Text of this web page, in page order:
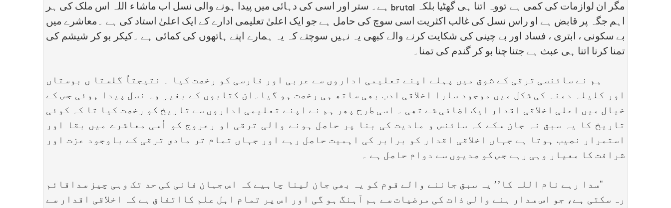
مگر ان لوازمات کی کمی ہے تووہ اتنا ہی گھٹیا بلکہ brutal ہے۔ ستر اور اسی کی دہائی میں پیدا ہونے والی نسل اب ماشا ء اللہ اس ملک کی ہر
اہم جگہ پر قابض ہے او راس نسل کی غالب اکثریت اسی سوچ کی حامل ہے جو ایک اعلیٰ تعلیمی ادارے کے ایک اعلیٰ استاد کی ہے ۔معاشرے میں
بے سکونی ، ابتری ، فساد اور بے چینی کی شکایت کرنے والے کبھی یہ نہیں سوچتے کہ یہ ہمارے اپنے ہاتھوں کی کمائی ہے ۔کیکر بو کر شیشم کی
تمنا کرنا اتنا ہی عبث ہے جتنا چنا بو کر گندم کی تمنا۔
ہم نے سائنسی ترقی کے شوق میں پہلے اپنے تعلیمی اداروں سے عربی اور فارسی کو رخصت کیا ۔ نتیجتاً گلستا ں بوستاں
اور کلیلہ دمنہ کی شکل میں موجود سارا اخلاقی ادب بھی ساتھ ہی رخصت ہو گیا۔ان کتابوں کے بغیر وہ نسل پیدا ہوئی جس کے
خیال میں اعلی اخلاقی اقدار ایک اضافی شے تھی ۔ اسی طرح پھر ہم نے اپنے تعلیمی اداروں سے تاریخ کو رخصت کیا تا کہ کوئی
تاریخ کا یہ سبق نہ جان سکے کہ سائنس و مادیت کی بنا پر حاصل ہونے والی ترقی او رعروج کو اُسی معاشرے میں بقا اور
استمرار نصیب ہوتا ہے جہاں اخلاقی اقدار کو برابر کی اہمیت حاصل رہے اور جہاں تمام تر مادی ترقی کے باوجود عزت اور
شرافت کا معیار وہی رہے جس کو صدیوں سے دوام حاصل ہے ۔
‘‘سدا رہے نام اللہ کا’’ یہ سبق جاننے والے قوم کو یہ بھی جان لینا چاہیے کہ اس جہان فانی کی حد تک وہی چیز سداقائم
رہ سکتی ہے، جو اس سدار ہنے والی ذات کی مرضیات سے ہم آہنگ ہو گی اور اس پر تمام اہل علم کااتفاق ہے کہ اخلاقی اقدار سے